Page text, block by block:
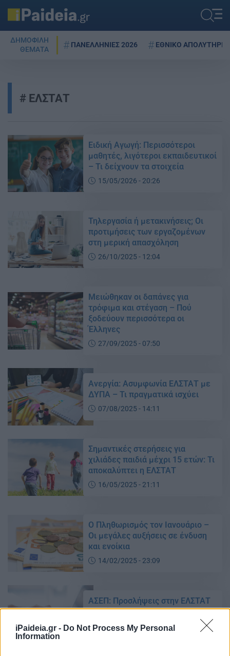
iPaideia.gr - Do Not Process My Personal
Information
ΔΗΜΟΦΙΛΗ
ΘΕΜΑΤΑ
ΠΑΝΕΛΛΗΝΙΕΣ 2026 ΕΘΝΙΚΟ ΑΠΟΛΥΤΗΡΙΟ
ΕΛΣΤΑΤ
Ειδική Αγωγή: Περισσότεροι
μαθητές, λιγότεροι εκπαιδευτικοί
– Τι δείχνουν τα στοιχεία
15/05/2026 - 20:26
Τηλεργασία ή μετακινήσεις; Οι
προτιμήσεις των εργαζομένων
στη μερική απασχόληση
26/10/2025 - 12:04
Μειώθηκαν οι δαπάνες για
τρόφιμα και στέγαση – Πού
ξοδεύουν περισσότερα οι
Έλληνες
27/09/2025 - 07:50
Ανεργία: Ασυμφωνία ΕΛΣΤΑΤ με
ΔΥΠΑ – Τι πραγματικά ισχύει
07/08/2025 - 14:11
Σημαντικές στερήσεις για
χιλιάδες παιδιά μέχρι 15 ετών: Τι
αποκαλύπτει η ΕΛΣΤΑΤ
16/05/2025 - 21:11
Ο Πληθωρισμός τον Ιανουάριο –
Οι μεγάλες αυξήσεις σε ένδυση
και ενοίκια
14/02/2025 - 23:09
ΑΣΕΠ: Προσλήψεις στην ΕΛΣΤΑΤ
– Δείτε τα αποτελέσματα
09/08/2023 - 08:05